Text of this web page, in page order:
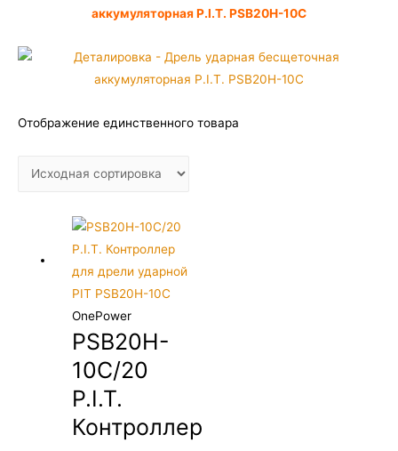
аккумуляторная P.I.T. PSB20H-10C
Отображение единственного товара
OnePower
PSB20H-
10C/20
P.I.T.
Контроллер